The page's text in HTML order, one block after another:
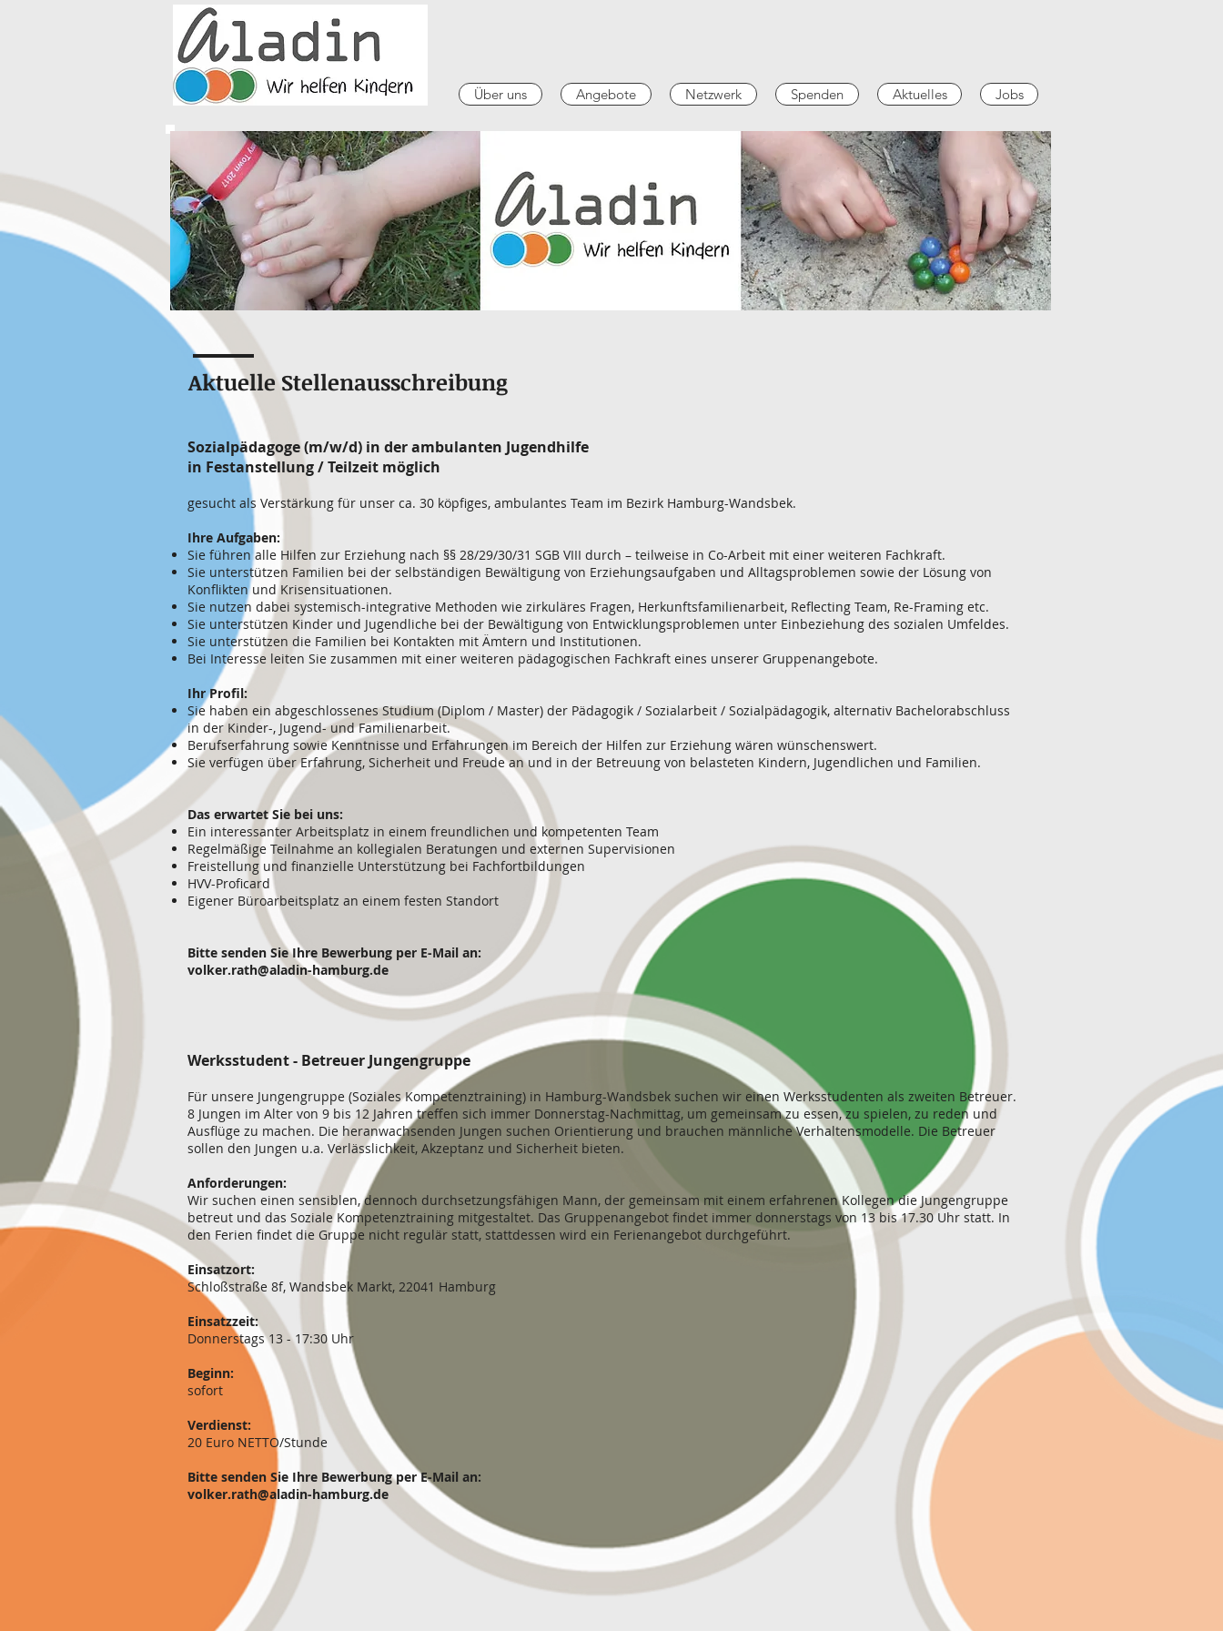
Über uns Angebote Netzwerk Spenden Aktuelles Jobs
Aktuelle Stellenausschreibung
Sozialpädagoge (m/w/d) in der ambulanten Jugendhilfe
in Festanstellung / Teilzeit möglich
gesucht als Verstärkung für unser ca. 30 köpfiges, ambulantes Team im Bezirk Hamburg-Wandsbek.
Ihre Aufgaben:
Sie führen alle Hilfen zur Erziehung nach §§ 28/29/30/31 SGB VIII durch – teilweise in Co-Arbeit mit einer weiteren Fachkraft.
Sie unterstützen Familien bei der selbständigen Bewältigung von Erziehungsaufgaben und Alltagsproblemen sowie der Lösung von
Konflikten und Krisensituationen.
Sie nutzen dabei systemisch-integrative Methoden wie zirkuläres Fragen, Herkunftsfamilienarbeit, Reflecting Team, Re-Framing etc.
Sie unterstützen Kinder und Jugendliche bei der Bewältigung von Entwicklungsproblemen unter Einbeziehung des sozialen Umfeldes.
Sie unterstützen die Familien bei Kontakten mit Ämtern und Institutionen.
Bei Interesse leiten Sie zusammen mit einer weiteren pädagogischen Fachkraft eines unserer Gruppenangebote.
Ihr Profil:
Sie haben ein abgeschlossenes Studium (Diplom / Master) der Pädagogik / Sozialarbeit / Sozialpädagogik, alternativ Bachelorabschluss
in der Kinder-, Jugend- und Familienarbeit.
Berufserfahrung sowie Kenntnisse und Erfahrungen im Bereich der Hilfen zur Erziehung wären wünschenswert.
Sie verfügen über Erfahrung, Sicherheit und Freude an und in der Betreuung von belasteten Kindern, Jugendlichen und Familien.
Das erwartet Sie bei uns:
Ein interessanter Arbeitsplatz in einem freundlichen und kompetenten Team
Regelmäßige Teilnahme an kollegialen Beratungen und externen Supervisionen
Freistellung und finanzielle Unterstützung bei Fachfortbildungen
HVV-Proficard
Eigener Büroarbeitsplatz an einem festen Standort
Bitte senden Sie Ihre Bewerbung per E-Mail an:
volker.rath@aladin-hamburg.de
Werksstudent - Betreuer Jungengruppe
Für unsere Jungengruppe (Soziales Kompetenztraining) in Hamburg-Wandsbek suchen wir einen Werksstudenten als zweiten Betreuer.
8 Jungen im Alter von 9 bis 12 Jahren treffen sich immer Donnerstag-Nachmittag, um gemeinsam zu essen, zu spielen, zu reden und
Ausflüge zu machen. Die heranwachsenden Jungen suchen Orientierung und brauchen männliche Verhaltensmodelle. Die Betreuer
sollen den Jungen u.a. Verlässlichkeit, Akzeptanz und Sicherheit bieten.
Anforderungen:
Wir suchen einen sensiblen, dennoch durchsetzungsfähigen Mann, der gemeinsam mit einem erfahrenen Kollegen die Jungengruppe
betreut und das Soziale Kompetenztraining mitgestaltet. Das Gruppenangebot findet immer donnerstags von 13 bis 17.30 Uhr statt. In
den Ferien findet die Gruppe nicht regulär statt, stattdessen wird ein Ferienangebot durchgeführt.
Einsatzort:
Schloßstraße 8f, Wandsbek Markt, 22041 Hamburg
Einsatzzeit:
Donnerstags 13 - 17:30 Uhr
Beginn:
sofort
Verdienst:
20 Euro NETTO/Stunde
Bitte senden Sie Ihre Bewerbung per E-Mail an:
volker.rath@aladin-hamburg.de